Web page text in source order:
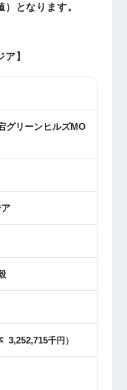
となります。
】
グリーンヒルズMO
3,252,715千円）